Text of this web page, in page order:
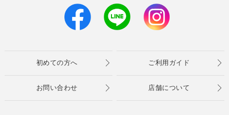
初めての方へ ご利用ガイド
お問い合わせ 店舗について